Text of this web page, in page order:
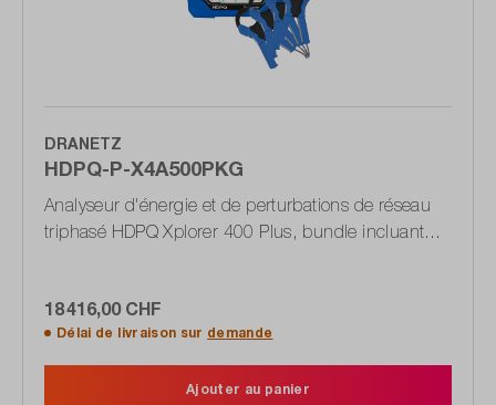
DRANETZ
HDPQ-P-X4A500PKG
Analyseur d'énergie et de perturbations de réseau
triphasé HDPQ Xplorer 400 Plus, bundle incluant
18 416,00 CHF
Délai de livraison sur demande
Ajouter au panier